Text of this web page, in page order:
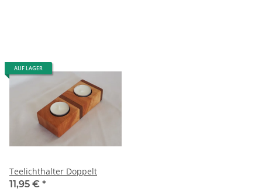
AUF LAGER
Teelichthalter Doppelt
11,95 € *